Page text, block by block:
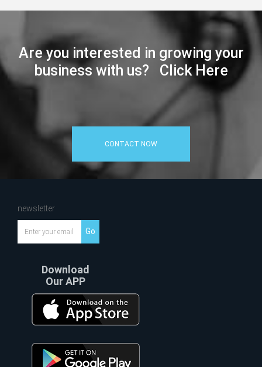
Are you interested in growing your
business with us? Click Here
CONTACT NOW
newsletter
Go
Download
Our APP